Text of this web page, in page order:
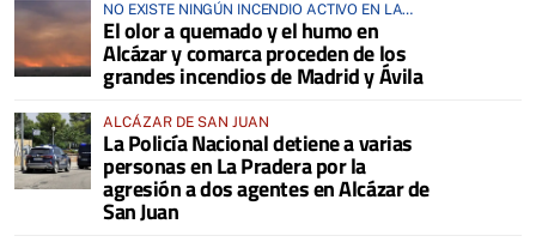
NO EXISTE NINGÚN INCENDIO ACTIVO EN LA
COMARCA
El olor a quemado y el humo en
Alcázar y comarca proceden de los
grandes incendios de Madrid y Ávila
ALCÁZAR DE SAN JUAN
La Policía Nacional detiene a varias
personas en La Pradera por la
agresión a dos agentes en Alcázar de
San Juan